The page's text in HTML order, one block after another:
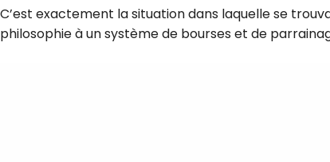
C’est exactement la situation dans laquelle se
philosophie à un système de bourses et de